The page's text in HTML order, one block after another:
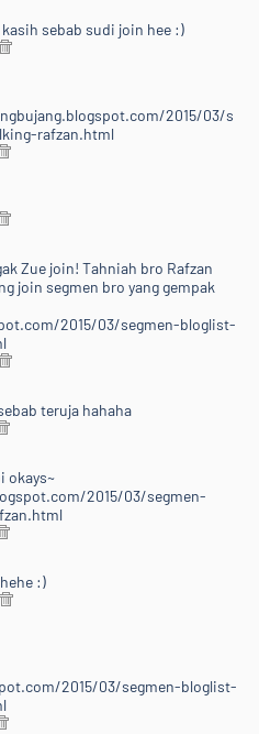
sebab sudi join hee :)
2015/03/s
rafzan.html
Zue join! Tahniah bro Rafzan
join segmen bro yang gempak
2015/03/segmen-bloglist-
teruja hahaha
okays~
2015/03/segmen-
:)
2015/03/segmen-bloglist-